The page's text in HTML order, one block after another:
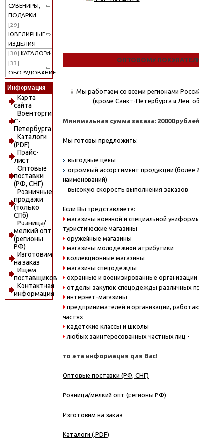
СУВЕНИРЫ,
ПОДАРКИ
[29]
ЮВЕЛИРНЫЕ
ИЗДЕЛИЯ
[30] КАТАЛОГИ
[33]
ОБОРУДОВАНИЕ
Информация
Карта
сайта
Военторги
С-
Петербурга
Каталоги
(PDF)
Прайс-
лист
Оптовые
поставки
(РФ, СНГ)
Розничные
продажи
(только
СПб)
Розница/
мелкий опт
(регионы
РФ)
Изготовим
на заказ
Ищем
поставщиков
Контактная
информация
ОПТОВОМУ ПОКУПАТЕЛЮ
Мы работаем со всеми регионами Российской
(кроме Санкт-Петербурга и Лен.
Минимальная сумма заказа: 20000 рублей.
Мы готовы предложить:
выгодные цены
огромный ассортимент продукции (более 20000
наименований)
высокую скорость выполнения заказов
Если Вы представляете:
магазины военной и специальной униформы -
туристические магазины
оружейные магазины
магазины молодежной атрибутики
коллекционные магазины
магазины спецодежды
охранные и военизированные организации
отделы закупок спецодежды различных
интернет-магазины
предпринимателей и организации, работающие в
частях
кадетские классы и школы
любых заинтересованных частных лиц -
то эта информация для Вас!
Оптовые поставки (РФ, СНГ)
Розница/мелкий опт (регионы РФ)
Изготовим на заказ
Каталоги (.PDF)